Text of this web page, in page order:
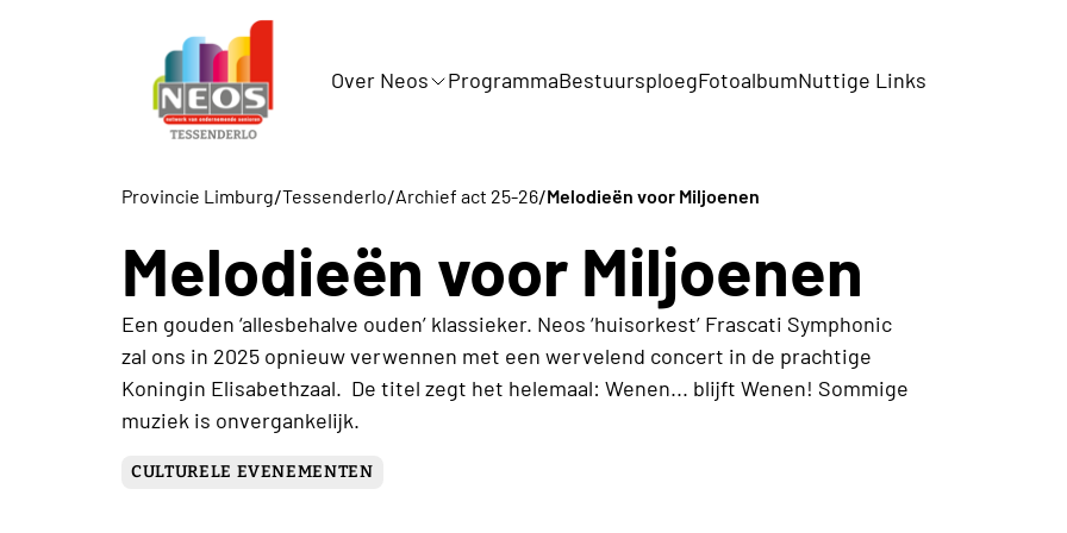
Over Neos ProgrammaBestuursploegFotoalbumNuttige Links
Provincie Limburg/Tessenderlo/Archief act 25-26/Melodieën voor Miljoenen
Melodieën voor Miljoenen
Een gouden ‘allesbehalve ouden’ klassieker. Neos ‘huisorkest’ Frascati Symphonic
zal ons in 2025 opnieuw verwennen met een wervelend concert in de prachtige
Koningin Elisabethzaal. De titel zegt het helemaal: Wenen... blijft Wenen! Sommige
muziek is onvergankelijk.
CULTURELE EVENEMENTEN